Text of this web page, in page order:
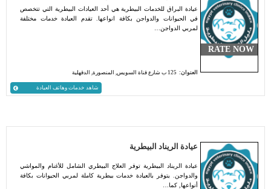
شاهد خدمات وهاتف العيادة
RATE NOW
عيادة البراق للخدمات البيطرية هي أحد العيادات البيطرية التي تتخصص
في الحيوانات والدواجن بكافة انواعها. تقدم العيادة خدمات مختلفة
لمربي الدواجن…
العنوان: 125 ب شارع قناة السويس, المنصورة, الدقهلية
عيادة الريناد البيطرية
عيادة الريناد البيطرية توفر العلاج البيطري الشامل للأغنام والمواشي
والدواجن. يتوفر بالعيادة خدمات بيطرية كاملة لمربي الحيوانات بكافة
أنواعها, كما…